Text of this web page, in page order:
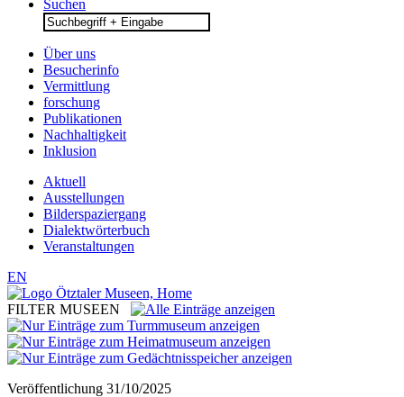
Suchen
Search
for:
Über uns
Besucherinfo
Vermittlung
forschung
Publikationen
Nachhaltigkeit
Inklusion
Aktuell
Ausstellungen
Bilderspaziergang
Dialektwörterbuch
Veranstaltungen
EN
FILTER MUSEEN
Veröffentlichung 31/10/2025